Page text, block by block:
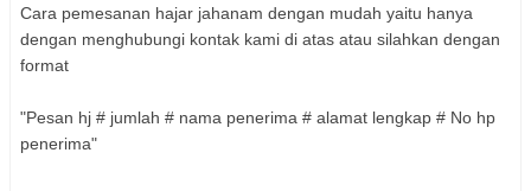
Cara pemesanan hajar jahanam dengan mudah yaitu hanya
dengan menghubungi kontak kami di atas atau silahkan dengan
format
"Pesan hj # jumlah # nama penerima # alamat lengkap # No hp
penerima"